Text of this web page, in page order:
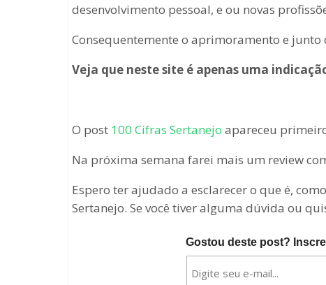
desenvolvimento pessoal, e ou novas
Consequentemente o aprimoramento e
Veja que neste site é apenas uma
O post 100 Cifras Sertanejo apareceu
Na próxima semana farei mais um review
Espero ter ajudado a esclarecer o que é,
Sertanejo. Se você tiver alguma dúvida ou
Gostou deste post?